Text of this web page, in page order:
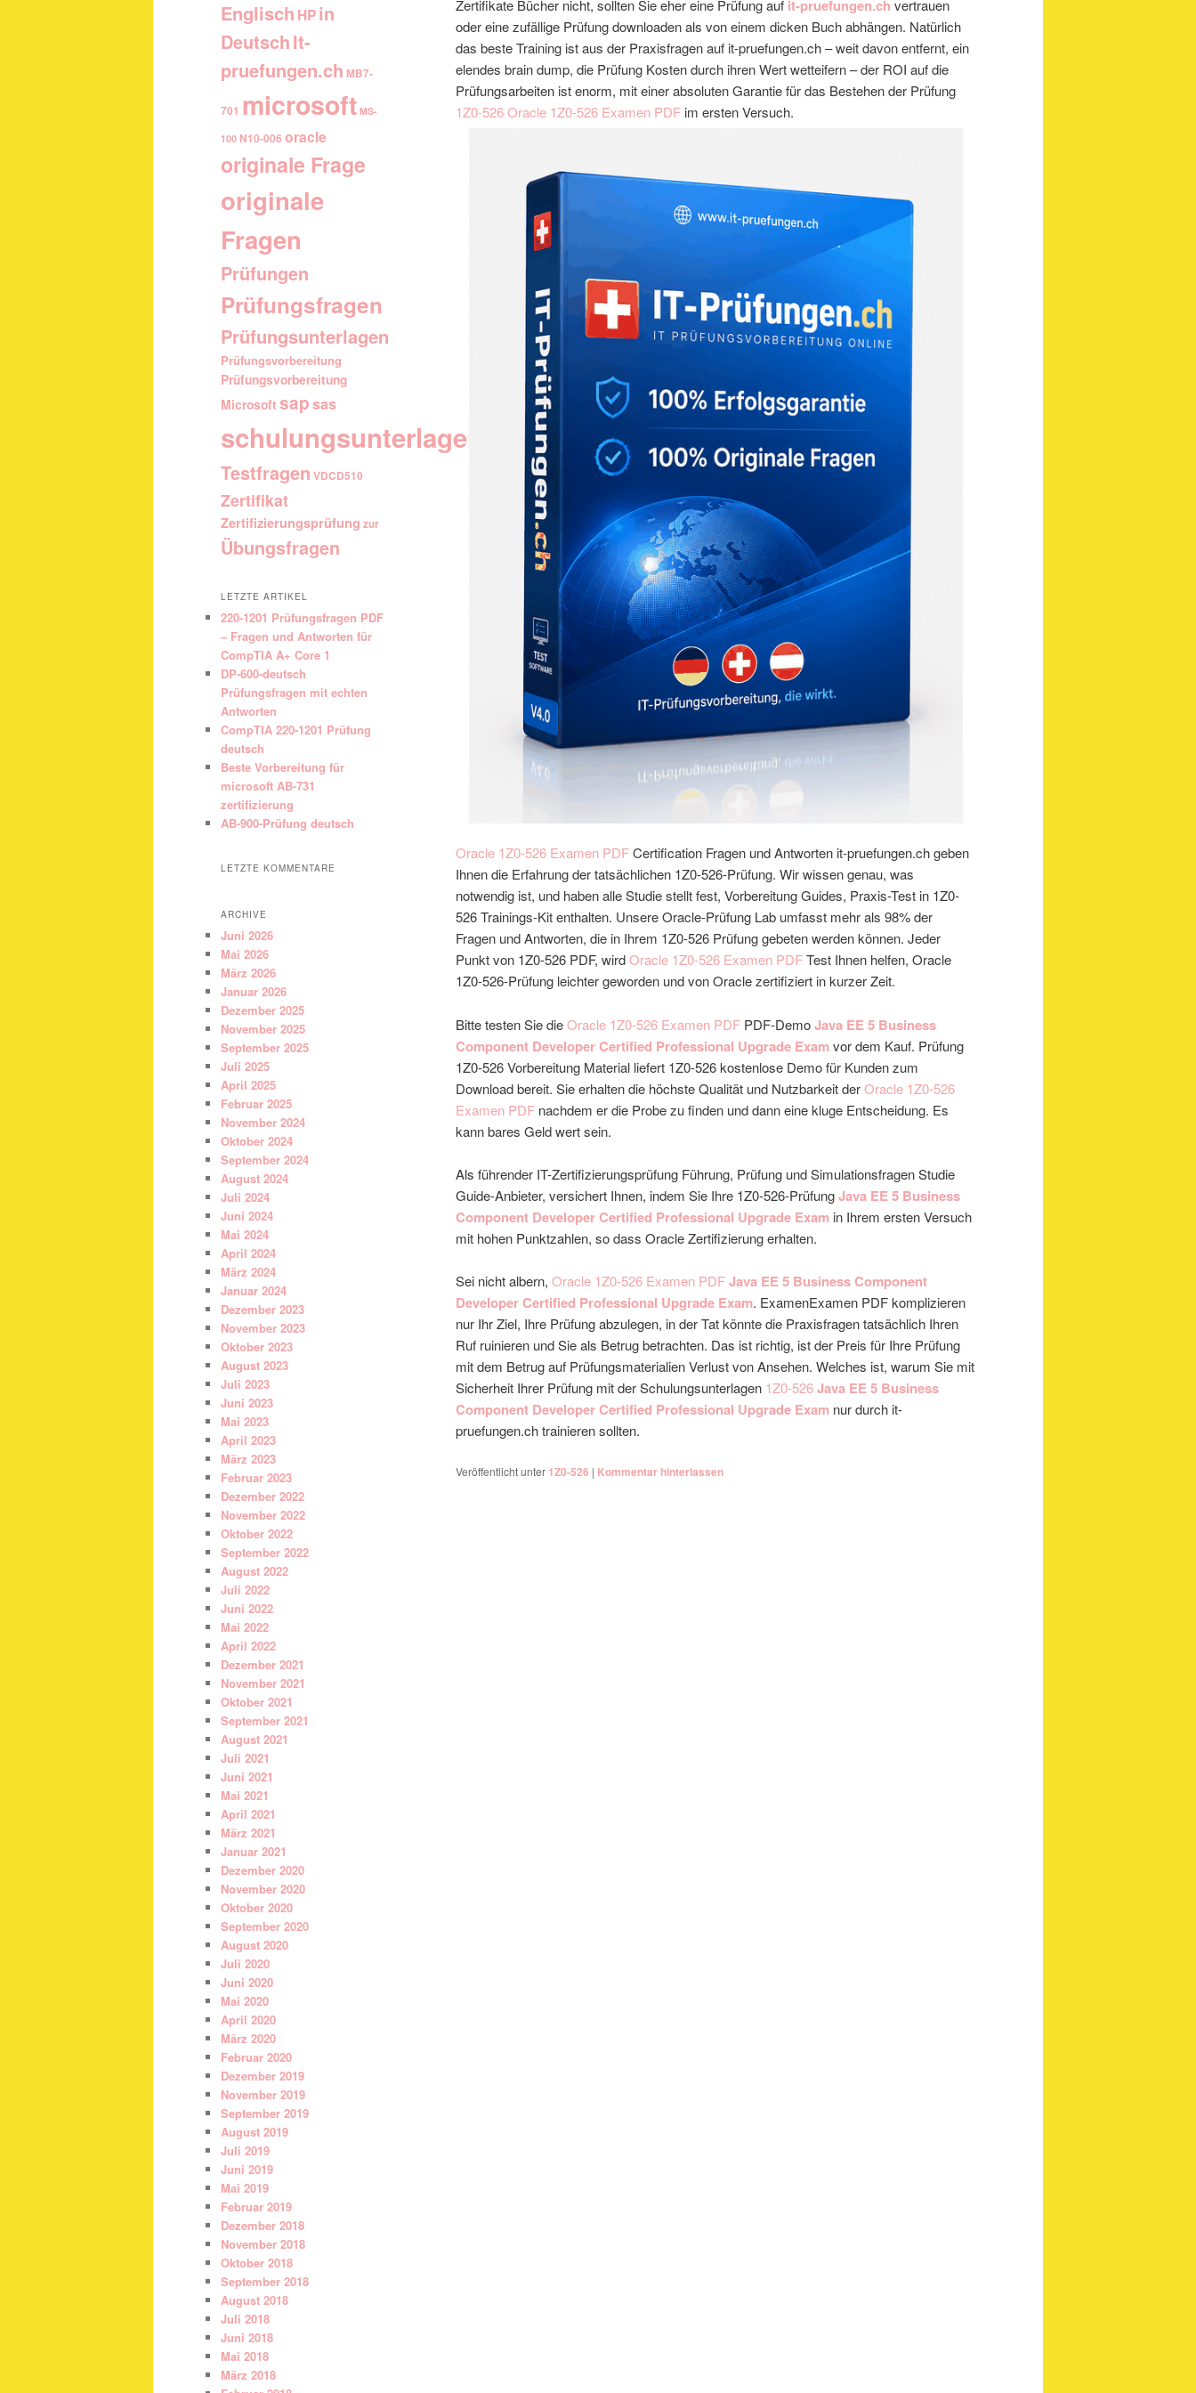
Zertifikate Bücher nicht, sollten Sie eher eine Prüfung auf it-pruefungen.ch vertrauen
oder eine zufällige Prüfung downloaden als von einem dicken Buch abhängen. Natürlich
das beste Training ist aus der Praxisfragen auf it-pruefungen.ch – weit davon entfernt, ein
elendes brain dump, die Prüfung Kosten durch ihren Wert wetteifern – der ROI auf die
Prüfungsarbeiten ist enorm, mit einer absoluten Garantie für das Bestehen der Prüfung
1Z0-526Oracle 1Z0-526 Examen PDF im ersten Versuch.
Oracle 1Z0-526 Examen PDFCertification Fragen und Antworten it-pruefungen.ch geben
Ihnen die Erfahrung der tatsächlichen 1Z0-526-Prüfung. Wir wissen genau, was
notwendig ist, und haben alle Studie stellt fest, Vorbereitung Guides, Praxis-Test in 1Z0-
526 Trainings-Kit enthalten. Unsere Oracle-Prüfung Lab umfasst mehr als 98% der
Fragen und Antworten, die in Ihrem 1Z0-526 Prüfung gebeten werden können. Jeder
Punkt von 1Z0-526 PDF, wirdOracle 1Z0-526 Examen PDFTest Ihnen helfen, Oracle
1Z0-526-Prüfung leichter geworden und von Oracle zertifiziert in kurzer Zeit.
Bitte testen Sie dieOracle 1Z0-526 Examen PDF PDF-DemoJava EE 5 Business
Component Developer Certified Professional Upgrade Examvor dem Kauf. Prüfung
1Z0-526 Vorbereitung Material liefert 1Z0-526 kostenlose Demo für Kunden zum
Download bereit. Sie erhalten die höchste Qualität und Nutzbarkeit derOracle 1Z0-526
Examen PDF nachdem er die Probe zu finden und dann eine kluge Entscheidung. Es
kann bares Geld wert sein.
Als führender IT-Zertifizierungsprüfung Führung, Prüfung und Simulationsfragen Studie
Guide-Anbieter, versichert Ihnen, indem Sie Ihre 1Z0-526-PrüfungJava EE 5 Business
Component Developer Certified Professional Upgrade Exam in Ihrem ersten Versuch
mit hohen Punktzahlen, so dass Oracle Zertifizierung erhalten.
Sei nicht albern, Oracle 1Z0-526 Examen PDFJava EE 5 Business Component
Developer Certified Professional Upgrade Exam. ExamenExamen PDF komplizieren
nur Ihr Ziel, Ihre Prüfung abzulegen, in der Tat könnte die Praxisfragen tatsächlich Ihren
Ruf ruinieren und Sie als Betrug betrachten. Das ist richtig, ist der Preis für Ihre Prüfung
mit dem Betrug auf Prüfungsmaterialien Verlust von Ansehen. Welches ist, warum Sie mit
Sicherheit Ihrer Prüfung mit der Schulungsunterlagen 1Z0-526Java EE 5 Business
Component Developer Certified Professional Upgrade Exam nur durch it-
pruefungen.ch trainieren sollten.
Veröffentlicht unter 1Z0-526 | Kommentar hinterlassen
Englisch HPin
DeutschIt-
pruefungen.ch MB7-
701 microsoft MS-
100 N10-006 oracle
originale Frage
originale
Fragen
Prüfungen
Prüfungsfragen
Prüfungsunterlagen
Prüfungsvorbereitung
Prüfungsvorbereitung
Microsoft sapsas
schulungsunterlagen
Testfragen VDCD510
Zertifikat
Zertifizierungsprüfung zur
Übungsfragen
LETZTE ARTIKEL
220-1201 Prüfungsfragen PDF
– Fragen und Antworten für
CompTIA A+ Core 1
DP-600-deutsch
Prüfungsfragen mit echten
Antworten
CompTIA 220-1201 Prüfung
deutsch
Beste Vorbereitung für
microsoft AB-731
zertifizierung
AB-900-Prüfung deutsch
LETZTE KOMMENTARE
ARCHIVE
Juni 2026
Mai 2026
März 2026
Januar 2026
Dezember 2025
November 2025
September 2025
Juli 2025
April 2025
Februar 2025
November 2024
Oktober 2024
September 2024
August 2024
Juli 2024
Juni 2024
Mai 2024
April 2024
März 2024
Januar 2024
Dezember 2023
November 2023
Oktober 2023
August 2023
Juli 2023
Juni 2023
Mai 2023
April 2023
März 2023
Februar 2023
Dezember 2022
November 2022
Oktober 2022
September 2022
August 2022
Juli 2022
Juni 2022
Mai 2022
April 2022
Dezember 2021
November 2021
Oktober 2021
September 2021
August 2021
Juli 2021
Juni 2021
Mai 2021
April 2021
März 2021
Januar 2021
Dezember 2020
November 2020
Oktober 2020
September 2020
August 2020
Juli 2020
Juni 2020
Mai 2020
April 2020
März 2020
Februar 2020
Dezember 2019
November 2019
September 2019
August 2019
Juli 2019
Juni 2019
Mai 2019
Februar 2019
Dezember 2018
November 2018
Oktober 2018
September 2018
August 2018
Juli 2018
Juni 2018
Mai 2018
März 2018